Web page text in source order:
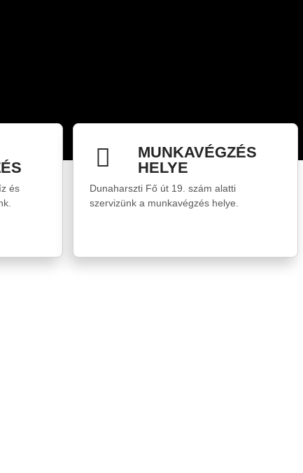
és
MUNKAVÉGZÉS
HELYE
Dunaharszti Fő út 19. szám alatti
szervizünk a munkavégzés helye.